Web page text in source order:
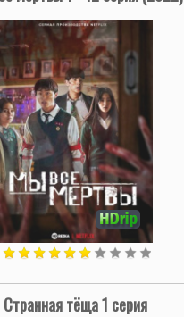
Странная тёща 1 серия